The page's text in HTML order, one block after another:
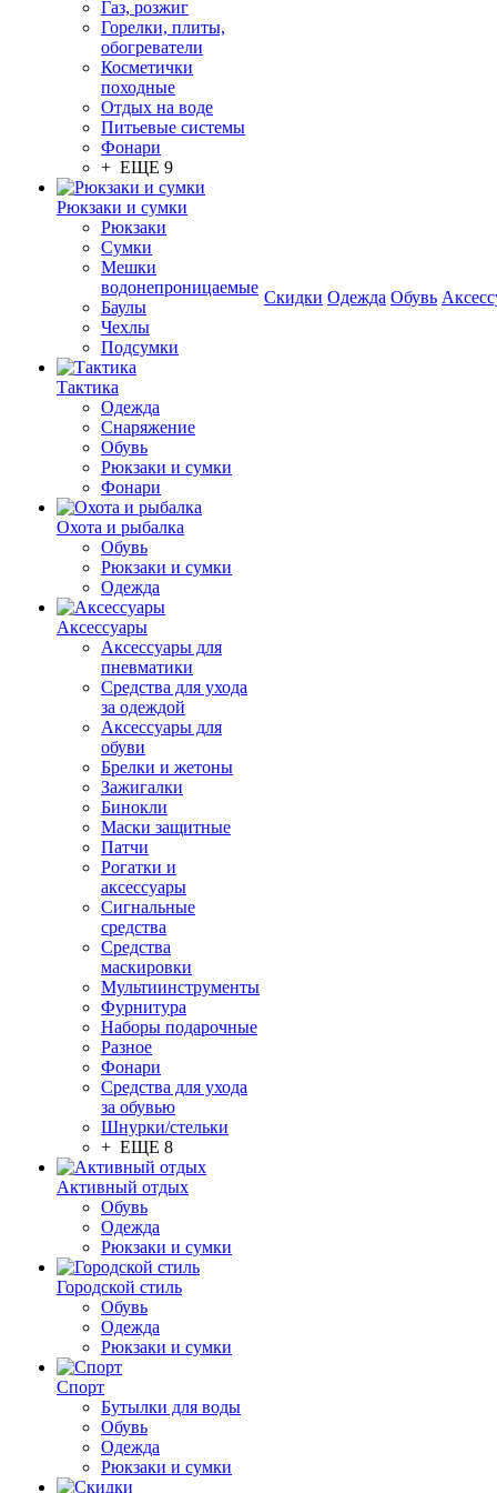
Газ, розжиг
Горелки, плиты,
обогреватели
Косметички
походные
Отдых на воде
Питьевые системы
Фонари
+ ЕЩЕ 9
Рюкзаки и сумки
Рюкзаки
Сумки
Мешки
водонепроницаемые
Баулы
Чехлы
Подсумки
Тактика
Одежда
Снаряжение
Обувь
Рюкзаки и сумки
Фонари
Охота и рыбалка
Обувь
Рюкзаки и сумки
Одежда
Аксессуары
Аксессуары для
пневматики
Средства для ухода
за одеждой
Аксессуары для
обуви
Брелки и жетоны
Зажигалки
Бинокли
Маски защитные
Патчи
Рогатки и
аксессуары
Сигнальные
средства
Средства
маскировки
Мультиинструменты
Фурнитура
Наборы подарочные
Разное
Фонари
Средства для ухода
за обувью
Шнурки/стельки
+ ЕЩЕ 8
Активный отдых
Обувь
Одежда
Рюкзаки и сумки
Городской стиль
Обувь
Одежда
Рюкзаки и сумки
Спорт
Бутылки для воды
Обувь
Одежда
Рюкзаки и сумки
Скидки Одежда Обувь